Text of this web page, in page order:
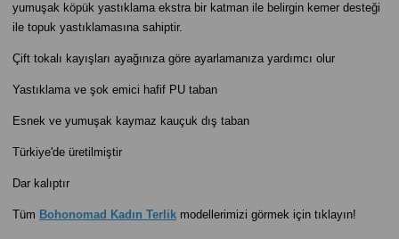
yumuşak köpük yastıklama ekstra bir katman ile belirgin kemer desteği
ile topuk yastıklamasına sahiptir.
Çift tokalı kayışları ayağınıza göre ayarlamanıza yardımcı olur
Yastıklama ve şok emici hafif PU taban
Esnek ve yumuşak kaymaz kauçuk dış taban
Türkiye'de üretilmiştir
Dar kalıptır
Tüm Bohonomad Kadın Terlik modellerimizi görmek için tıklayın!